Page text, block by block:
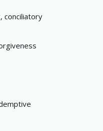
conciliatory